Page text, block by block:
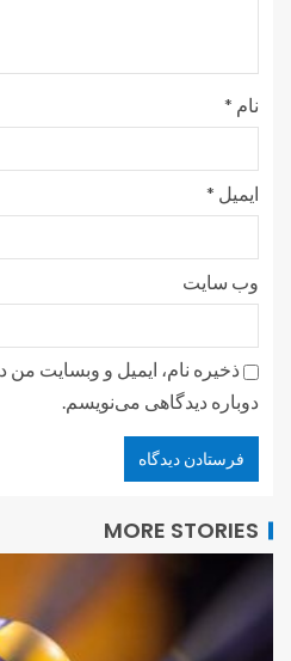
نام *
ایمیل *
وب‌ سایت
ذخیره نام، ایمیل و وبسایت
دوباره دیدگاهی می‌نویسم.
MORE STORIES